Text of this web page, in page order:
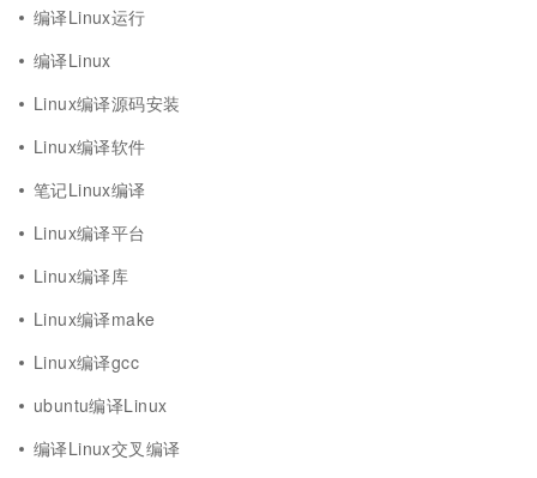
编译Linux运行
编译Linux
Linux编译源码安装
Linux编译软件
笔记Linux编译
Linux编译平台
Linux编译库
Linux编译make
Linux编译gcc
ubuntu编译Linux
编译Linux交叉编译